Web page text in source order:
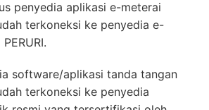
penyedia aplikasi e-meterai
terkoneksi ke penyedia e-
software/aplikasi tanda tangan
terkoneksi ke penyedia